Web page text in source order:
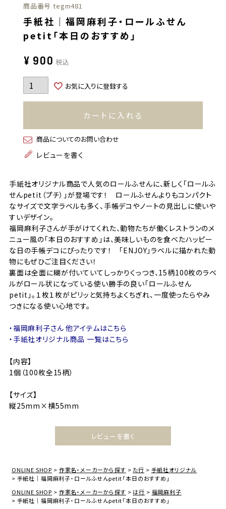
商品番号 tegm481
手紙社｜福岡麻利子・ロールふせん
petit「本日のおすすめ」
¥ 900 税込
お気に入りに登録する
カートに入れる
商品についてのお問い合わせ
レビューを書く
手紙社オリジナル商品で人気のロールふせんに、新しく「ロールふ
せんpetit（プチ）」が登場です！ ロールふせんよりもコンパクト
なサイズで文字ラベルも多く、手帳デコやノートの見出しに使いや
すいデザイン。
福岡麻利子さんが手がけてくれた、動物たちが働くレストランのメ
ニュー風の「本日のおすすめ」は、美味しいものを食べたハッピー
な日の手帳デコにぴったりです！ 「ENJOY」ラベルに描かれた動
物にもぜひご注目ください！
裏面は全面に糊が付いていてしっかりくっつき、15柄100枚のラベ
ルがロール状になっている使い勝手の良い「ロールふせん
petit」。１枚１枚がピリッと気持ちよくちぎれ、一度使ったらやみ
つきになる使い心地です。
・福岡麻利子さん 他アイテムはこちら
・手紙社オリジナル商品 一覧はこちら
【内容】
1個（100枚全15柄）
【サイズ】
縦25mm×横55mm
レビューを書く
ONLINE SHOP 作家名・メーカーから探す た行
手紙社オリジナル
手紙社｜福岡麻利子・ロールふせんpetit「本日のおすすめ」
ONLINE SHOP
作家名・メーカーから探す は行
福岡麻利子
手紙社｜福岡麻利子・ロールふせんpetit「本日のおすすめ」